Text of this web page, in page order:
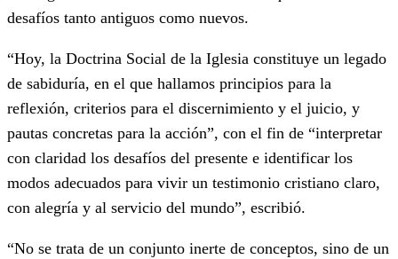
desafíos tanto antiguos como nuevos.
“Hoy, la Doctrina Social de la Iglesia constituye un legado
de sabiduría, en el que hallamos principios para la
reflexión, criterios para el discernimiento y el juicio, y
pautas concretas para la acción”, con el fin de “interpretar
con claridad los desafíos del presente e identificar los
modos adecuados para vivir un testimonio cristiano claro,
con alegría y al servicio del mundo”, escribió.
“No se trata de un conjunto inerte de conceptos, sino de un